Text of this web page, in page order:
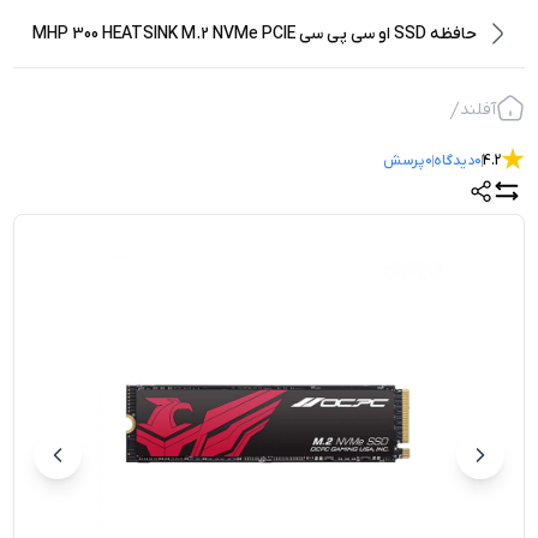
حافظه SSD او سی پی سی MHP 300 HEATSINK M.2 NVMe PCIE
آفلند
4.2
0دیدگاه0پرسش